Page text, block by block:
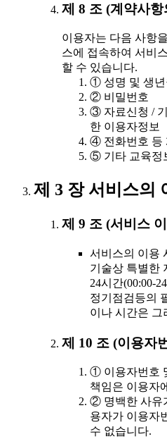
제 8 조 (계약사
이용자는 다음 사항
스에 접속하여 서비
할 수 있습니다.
① 성명 및 생년
② 비밀번호
③ 자료신청 /
한 이용자정보
④ 전화번호 등
⑤ 기타 교육정
제 3 장 서비스의
제 9 조 (서비스
서비스의 이용
기술상 특별한
24시간(00:00-
정기점검등의
이나 시간은 그
제 10 조 (이용자
① 이용자번호
책임은 이용자
② 명백한 사유
용자가 이용자
수 없습니다.